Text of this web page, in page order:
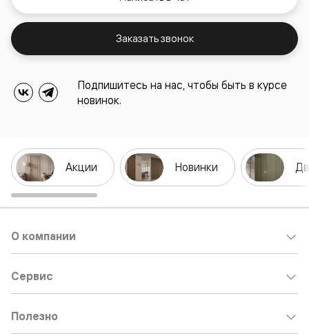
Заказать звонок
Подпишитесь на нас, чтобы быть в курсе
новинок.
Акции Новинки
О компании
Сервис
Полезно